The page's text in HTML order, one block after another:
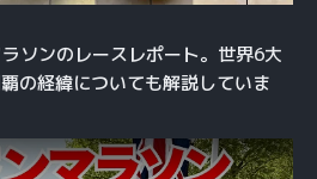
ソンのレースレポート。世界6大
の経緯についても解説していま